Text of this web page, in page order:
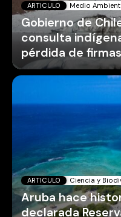
ARTICULO Medio
Gobierno de
consulta
pérdida de firmas
ARTICULO Ciencia y
Aruba hace
declarada